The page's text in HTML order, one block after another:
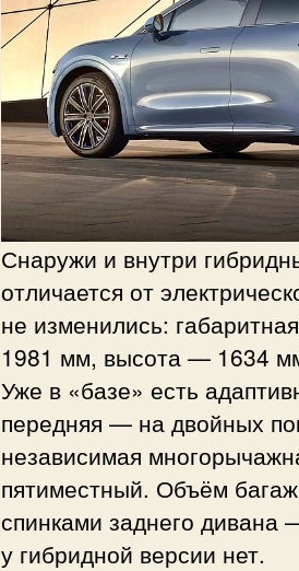
Снаружи и внутри
отличается от
не изменились:
1981 мм, высота — 1634
Уже в «базе» есть
передняя — на двойных
независимая
пятиместный. Объём
спинками заднего дивана
у гибридной версии нет.